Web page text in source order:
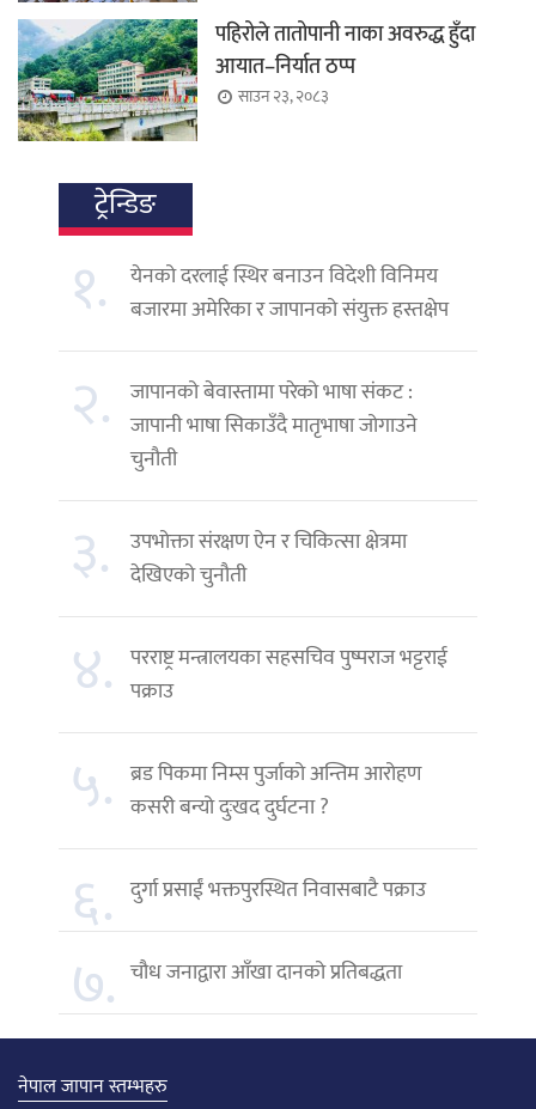
पहिरोले तातोपानी नाका अवरुद्ध हुँदा
आयात–निर्यात ठप्प
साउन २३, २०८३
ट्रेन्डिङ
१.
येनको दरलाई स्थिर बनाउन विदेशी विनिमय
बजारमा अमेरिका र जापानको संयुक्त हस्तक्षेप
२. जापानको बेवास्तामा परेको भाषा संकट :
जापानी भाषा सिकाउँदै मातृभाषा जोगाउने
चुनौती
३.
उपभोक्ता संरक्षण ऐन र चिकित्सा क्षेत्रमा
देखिएको चुनौती
४. परराष्ट्र मन्त्रालयका सहसचिव पुष्पराज भट्टराई
पक्राउ
५. ब्रड पिकमा निम्स पुर्जाको अन्तिम आरोहण
कसरी बन्यो दुःखद दुर्घटना ?
६. दुर्गा प्रसाईं भक्तपुरस्थित निवासबाटै पक्राउ
७. चौध जनाद्वारा आँखा दानको प्रतिबद्धता
नेपाल जापान स्तम्भहरु